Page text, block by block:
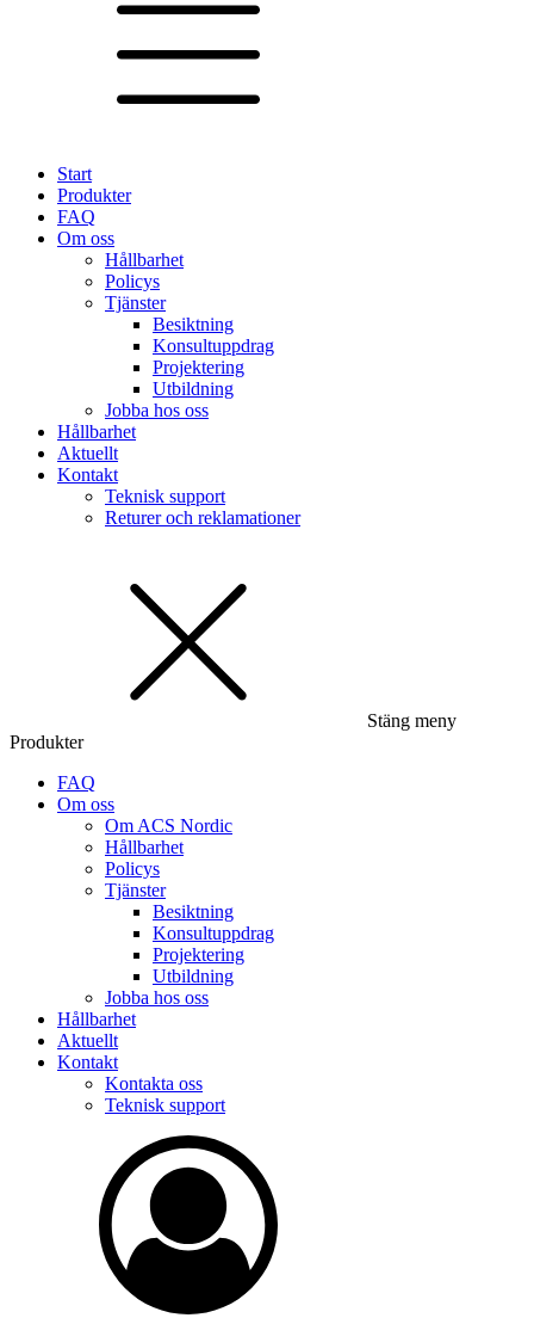
Start
Produkter
FAQ
Om oss
Hållbarhet
Policys
Tjänster
Besiktning
Konsultuppdrag
Projektering
Utbildning
Jobba hos oss
Hållbarhet
Aktuellt
Kontakt
Teknisk support
Returer och reklamationer
Stäng meny
Produkter
FAQ
Om oss
Om ACS Nordic
Hållbarhet
Policys
Tjänster
Besiktning
Konsultuppdrag
Projektering
Utbildning
Jobba hos oss
Hållbarhet
Aktuellt
Kontakt
Kontakta oss
Teknisk support